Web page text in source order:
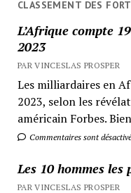
CLASSEMENT DES
L’Afrique compte
2023
PAR VINCESLAS PROSPER
Les milliardaires en
2023, selon les
américain Forbes.
Commentaires sont
Les 10 hommes les
PAR VINCESLAS PROSPER